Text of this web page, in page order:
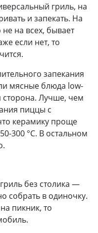
гриль, на
и запекать. На
на всех, бывает
если нет, то
запекания
мясные блюда low-
сторона. Лучше, чем
пиццы с
керамику проще
300 °C. В остальном
без столика —
собрать в одиночку.
пикник, то